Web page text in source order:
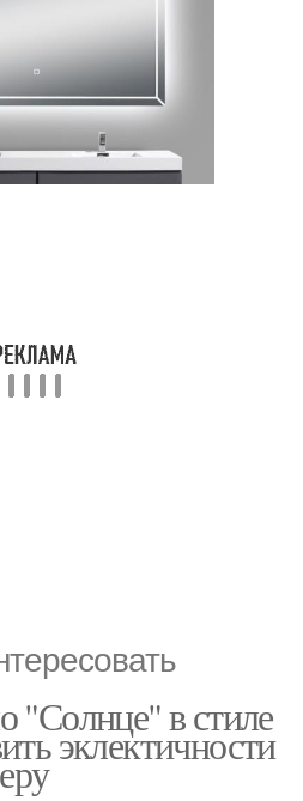
"Солнце" в стиле
эклектичности